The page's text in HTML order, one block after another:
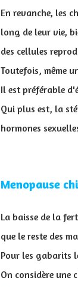
En revanche, les
long de leur vie,
des cellules
Toutefois, même
Il est préférable
Qui plus est, la
hormones
Menopause
La baisse de la
que le reste des
Pour les gabarits
On considère une